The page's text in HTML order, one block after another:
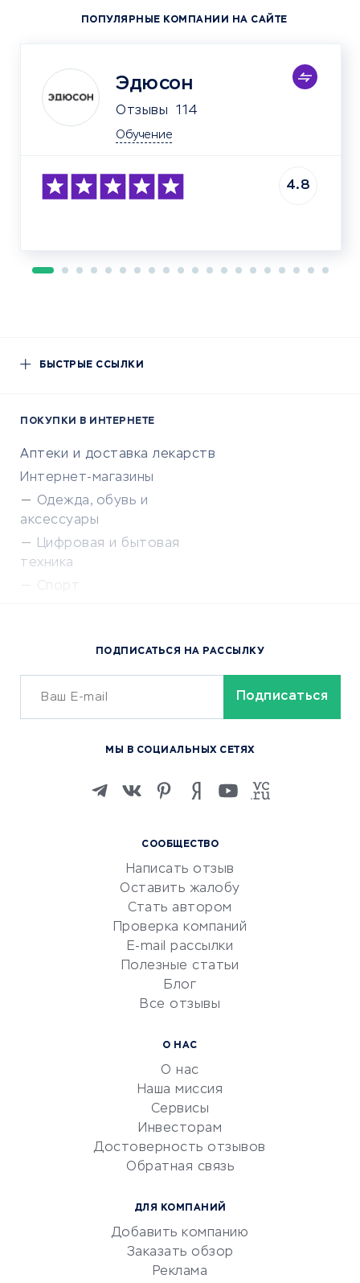
ПОПУЛЯРНЫЕ КОМПАНИИ НА САЙТЕ
Эдюсон
Отзывы 114
Обучение
4.8
БЫСТРЫЕ ССЫЛКИ
ПОКУПКИ В ИНТЕРНЕТЕ
Аптеки и доставка лекарств
Интернет-магазины
Одежда, обувь и
аксессуары
Цифровая и бытовая
техника
Спорт
Сервисы доставки
ОБУЧЕНИЕ И РАБОТА
Изучение иностранных
Маркетинг и продажи
Репетиторство
Красота и здоровье
Сервисы по поиску работы
Сетевой маркетинг
УСЛУГИ ДЛЯ БИЗНЕСА
документооборот
Юридические компании
Бухгалтерия онлайн
СООБЩЕСТВО
Написать отзыв
Оставить жалобу
Стать автором
Проверка компаний
E-mail рассылки
Полезные статьи
Блог
Все отзывы
О НАС
О нас
Наша миссия
Сервисы
Инвесторам
Достоверность отзывов
Обратная связь
ДЛЯ КОМПАНИЙ
Добавить компанию
Заказать обзор
Реклама
ПОДПИСАТЬСЯ НА РАССЫЛКУ
МЫ В СОЦИАЛЬНЫХ СЕТЯХ